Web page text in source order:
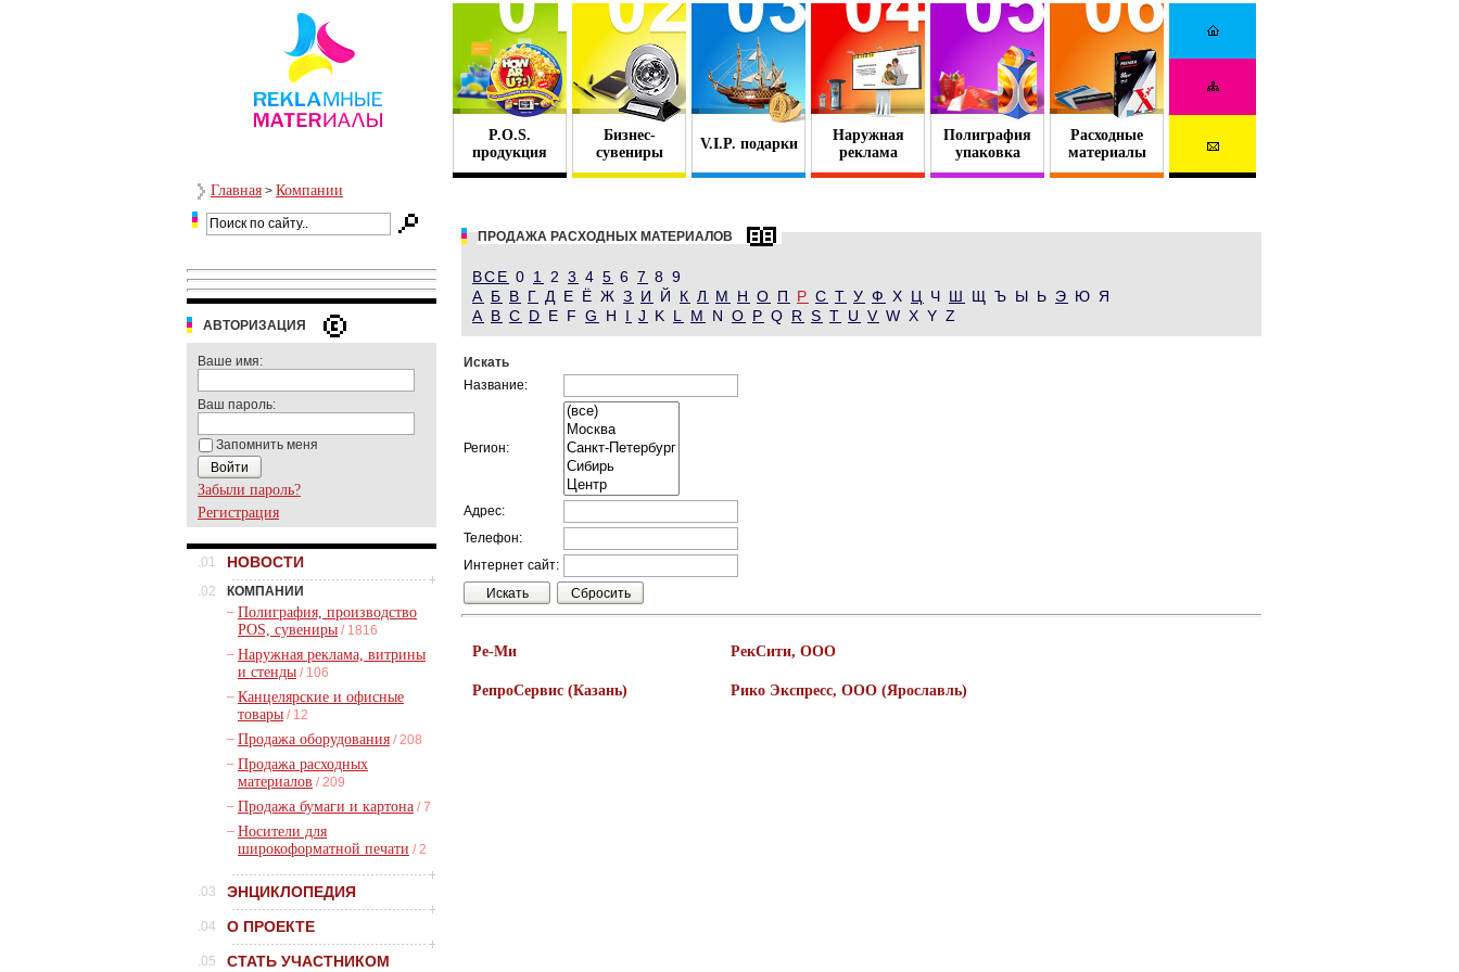
P.O.S.
продукция
Бизнес-
сувениры
V.I.P. подарки
Наружная
реклама
Полиграфия
упаковка
Расходные
материалы
Главная > Компании
АВТОРИЗАЦИЯ
Ваше имя:
Ваш пароль:
Запомнить меня
Забыли пароль?
Регистрация
.01 НОВОСТИ
.02
КОМПАНИИ
– Полиграфия, производство
POS, сувениры / 1816
– Наружная реклама, витрины
и стенды / 106
– Канцелярские и офисные
товары / 12
– Продажа оборудования / 208
– Продажа расходных
материалов / 209
– Продажа бумаги и картона / 7
– Носители для
широкоформатной печати / 2
.03 ЭНЦИКЛОПЕДИЯ
.04 О ПРОЕКТЕ
.05 СТАТЬ УЧАСТНИКОМ
ПРОДАЖА РАСХОДНЫХ МАТЕРИАЛОВ
ВСЕ 0 1 2 3 4 5 6 7 8 9
А Б В Г Д Е Ё Ж З И Й К Л М Н О П Р С Т У Ф Х Ц Ч Ш Щ Ъ Ы Ь Э Ю Я
A B C D E F G H I J K L M N O P Q R S T U V W X Y Z
Искать
Название:
Регион:
Адрес:
Телефон:
Интернет сайт:
Ре-Ми РекСити, ООО
РепроСервис (Казань) Рико Экспресс, ООО (Ярославль)